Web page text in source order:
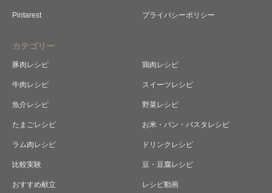
Pintarest プライバシーポリシー
カテゴリー
豚肉レシピ 鶏肉レシピ
牛肉レシピ スイーツレシピ
魚介レシピ 野菜レシピ
たまごレシピ お米・パン・パスタレシピ
ラム肉レシピ ドリンクレシピ
比較実験 豆・豆腐レシピ
おすすめ献立 レシピ動画